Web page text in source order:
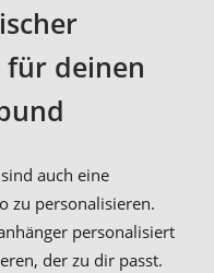
deinen
auch eine
zu personalisieren.
personalisiert
der zu dir passt.